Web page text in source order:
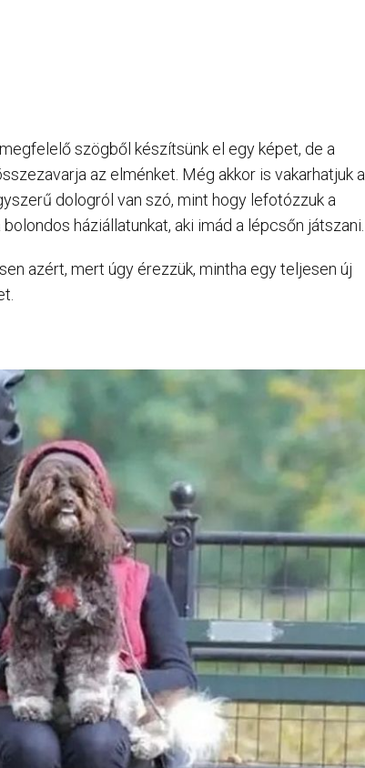
szögből készítsünk el egy képet, de a
az elménket. Még akkor is vakarhatjuk a
dologról van szó, mint hogy lefotózzuk a
háziállatunkat, aki imád a lépcsőn játszani.
azért, mert úgy érezzük, mintha egy teljesen új